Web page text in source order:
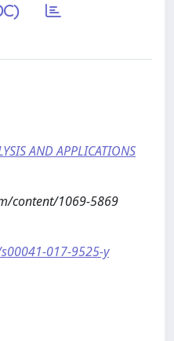
AND APPLICATIONS
content/1069-5869
017-9525-y